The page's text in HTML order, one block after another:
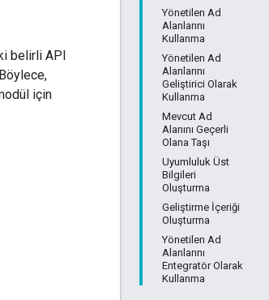
Yönetilen Ad
Alanlarını
Kullanma
Yönetilen Ad
Alanlarını
Geliştirici Olarak
Kullanma
Mevcut Ad
Alanını Geçerli
Olana Taşı
Uyumluluk Üst
Bilgileri
Oluşturma
Geliştirme İçeriği
Oluşturma
Yönetilen Ad
Alanlarını
Entegratör Olarak
Kullanma
belirli API
için